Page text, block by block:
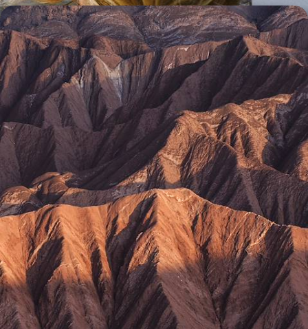
De l'Argentine au Chili - Traversée des Andes,
Noroeste et désert d'Atacama
La liberté d’un road-trip dans le nord argentin et l'Atacama chilien – un
souvenir indélébile
15 jours, de 5500 à 7100 €
Toutes nos suggestions (172)
Vacances d'été par pays